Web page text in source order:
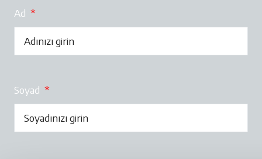
Ad *
Soyad *